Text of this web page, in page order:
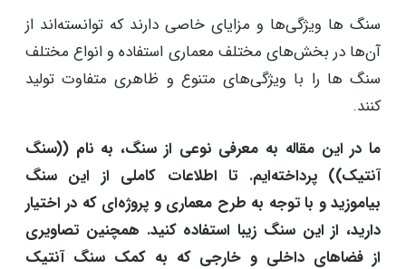
سنگ‌ ها ویژگی‌ها و مزایای خاصی دارند که توانسته‌اند از
آن‌ها در بخش‌های مختلف معماری استفاده و انواع مختلف
سنگ‌ ها را با ویژگی‌های متنوع و ظاهری متفاوت تولید
کنند.
ما در این مقاله به معرفی نوعی از سنگ، به نام ((سنگ
آنتیک)) پرداخته‌ایم. تا اطلاعات کاملی از این سنگ
بیاموزید و با توجه به طرح معماری و پروژه‌ای که در اختیار
دارید، از این سنگ زیبا استفاده کنید. همچنین تصاویری
از فضاهای داخلی و خارجی که به کمک سنگ آنتیک